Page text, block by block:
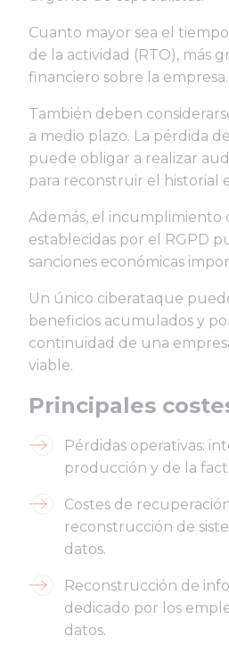
Cuanto mayor sea el
de la actividad (RTO), más
financiero sobre la empresa.
También deben
a medio plazo. La pérdida
puede obligar a realizar
para reconstruir el historial
Además, el incumplimiento
establecidas por el RGPD
sanciones económicas
Un único ciberataque
beneficios acumulados y
continuidad de una
viable.
Principales
Pérdidas operativas:
producción y de la
Costes de
reconstrucción de
datos.
Reconstrucción de
dedicado por los
datos.